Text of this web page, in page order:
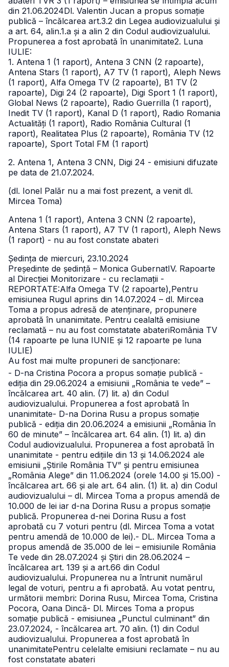
din 21.06.2024Dl. Valentin Jucan a propus somație
publică – încălcarea art.3.2 din Legea audiovizualului și
a art. 64, alin.1.a și a alin 2 din Codul audiovizualului.
Propunerea a fost aprobată în unanimitate2. Luna
IULIE:
1. Antena 1 (1 raport), Antena 3 CNN (2 rapoarte),
Antena Stars (1 raport), A7 TV (1 raport), Aleph News
(1 raport), Alfa Omega TV (2 rapoarte), B1 TV (2
rapoarte), Digi 24 (2 rapoarte), Digi Sport 1 (1 raport),
Global News (2 rapoarte), Radio Guerrilla (1 raport),
Inedit TV (1 raport), Kanal D (1 raport), Radio Romania
Actualități (1 raport), Radio România Cultural (1
raport), Realitatea Plus (2 rapoarte), România TV (12
rapoarte), Sport Total FM (1 raport)
2. Antena 1, Antena 3 CNN, Digi 24 - emisiuni difuzate
pe data de 21.07.2024.
(dl. Ionel Palăr nu a mai fost prezent, a venit dl.
Mircea Toma)
Antena 1 (1 raport), Antena 3 CNN (2 rapoarte),
Antena Stars (1 raport), A7 TV (1 raport), Aleph News
(1 raport) - nu au fost constate abateri
Ședința de miercuri, 23.10.2024
Președinte de ședință – Monica GubernatIV. Rapoarte
al Direcției Monitorizare - cu reclamații -
REPORTATE:Alfa Omega TV (2 rapoarte),Pentru
emisiunea Rugul aprins din 14.07.2024 – dl. Mircea
Toma a propus adresă de atenținare, propunere
aprobată în unanimitate. Pentru cealaltă emisiune
reclamată – nu au fost comstatate abateriRomânia TV
(14 rapoarte pe luna IUNIE și 12 rapoarte pe luna
IULIE)
Au fost mai multe propuneri de sancționare:
- D-na Cristina Pocora a propus somație publică -
ediția din 29.06.2024 a emisiunii „România te vede” –
încălcarea art. 40 alin. (7) lit. a) din Codul
audiovizualului. Propunerea a fost aprobată în
unanimitate- D-na Dorina Rusu a propus somație
publică - ediția din 20.06.2024 a emisiunii „România în
60 de minute” – încălcarea art. 64 alin. (1) lit. a) din
Codul audiovizualului. Propunerea a fost aprobată în
unanimitate - pentru edițiile din 13 și 14.06.2024 ale
emisiunii „Știrile România TV” și pentru emisiunea
„România Alege” din 11.06.2024 (orele 14.00 și 15.00) -
încălcarea art. 66 și ale art. 64 alin. (1) lit. a) din Codul
audiovizualului – dl. Mircea Toma a propus amendă de
10.000 de lei iar d-na Dorina Rusu a propus somație
publică. Propunerea d-nei Dorina Rusu a fost
aprobată cu 7 voturi pentru (dl. Mircea Toma a votat
pentru amendă de 10.000 de lei).- DL. Mircea Toma a
propus amendă de 35.000 de lei – emisiunile România
Te vede din 28.07.2024 și Știri din 28.06.2024 –
încălcarea art. 139 și a art.66 din Codul
audiovizualului. Propunerea nu a întrunit numărul
legal de voturi, pentru a fi aprobată. Au votat pentru,
următorii membri: Dorina Rusu, Mircea Toma, Cristina
Pocora, Oana Dincă- Dl. Mirces Toma a propus
somație publică - emisiunea „Punctul culminant” din
23.07.2024, - încălcarea art. 70 alin. (1) din Codul
audiovizualului. Propunerea a fost aprobată în
unanimitatePentru celelalte emisiuni reclamate – nu au
fost constatate abateri